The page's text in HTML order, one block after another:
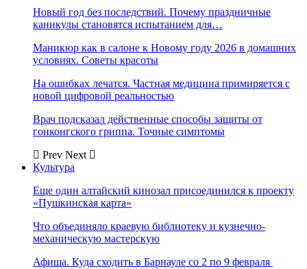
Новый год без последствий. Почему праздничные
каникулы становятся испытанием для…
Маникюр как в салоне к Новому году 2026 в домашних
условиях. Советы красоты
На ошибках лечатся. Частная медицина примиряется с
новой цифровой реальностью
Врач подсказал действенные способы защиты от
гонконгского гриппа. Точные симптомы
Prev Next
Культура
Еще один алтайский кинозал присоединился к проекту
«Пушкинская карта»
Что объединяло краевую библиотеку и кузнечно-
механическую мастерскую
Афиша. Куда сходить в Барнауле со 2 по 9 февраля